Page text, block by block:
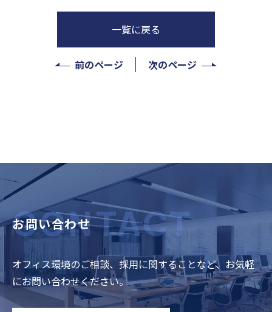
一覧に戻る
前のページ 次のページ
お問い合わせ
CONTACT
オフィス環境のご相談、採用に関することなど、お気軽
にお問い合わせください。